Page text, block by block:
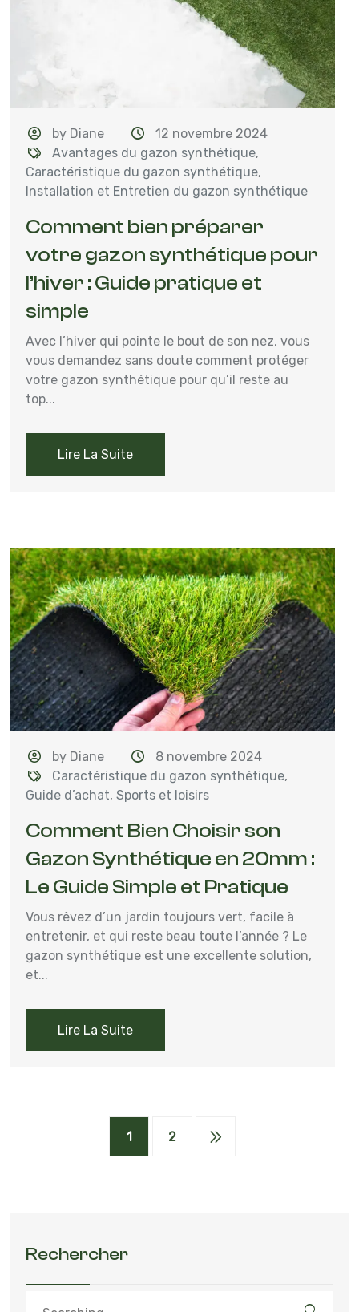
by Diane
12 novembre 2024
Avantages du gazon synthétique,
Caractéristique du gazon synthétique,
Installation et Entretien du gazon synthétique
Comment bien préparer
votre gazon synthétique pour
l’hiver : Guide pratique et
simple
Avec l’hiver qui pointe le bout de son nez, vous
vous demandez sans doute comment protéger
votre gazon synthétique pour qu’il reste au
top...
Lire La Suite
by Diane
8 novembre 2024
Caractéristique du gazon synthétique,
Guide d’achat, Sports et loisirs
Comment Bien Choisir son
Gazon Synthétique en 20mm :
Le Guide Simple et Pratique
Vous rêvez d’un jardin toujours vert, facile à
entretenir, et qui reste beau toute l’année ? Le
gazon synthétique est une excellente solution,
et...
Lire La Suite
1 2
Rechercher